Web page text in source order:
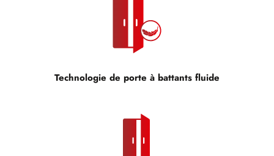
Technologie de porte à battants fluide